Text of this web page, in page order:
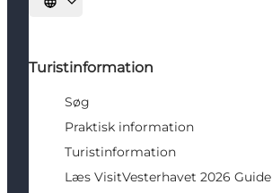
Vælg sprog
Turistinformation
Søg
Praktisk information
Turistinformation
Læs VisitVesterhavet 2026 Guide